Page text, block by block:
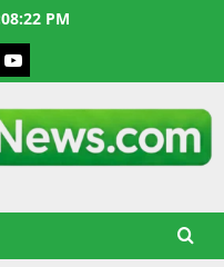
PM
YouTube